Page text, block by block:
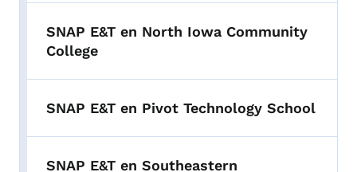
SNAP E&T en North Iowa Community
College
SNAP E&T en Pivot Technology School
SNAP E&T en Southeastern